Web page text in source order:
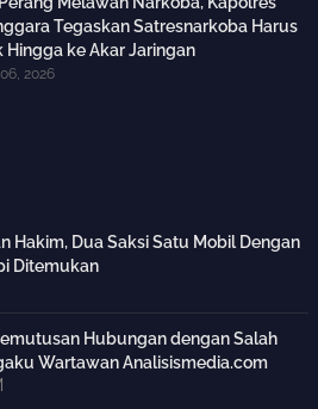
Tegaskan Satresnarkoba Harus
Hingga ke Akar Jaringan
2026
Hakim, Dua Saksi Satu Mobil Dengan
Ditemukan
Hubungan dengan Salah
Wartawan Analisismedia.com